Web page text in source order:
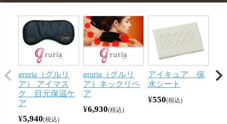
gruria（グルリ
ア） アイマス
ク 目元保温ケ
ア
¥5,940 税込
gruria（グルリ
ア）ネックリペ
ア
¥6,930 税込
アイキュア 保
水シート
¥550 税込
メ
ー